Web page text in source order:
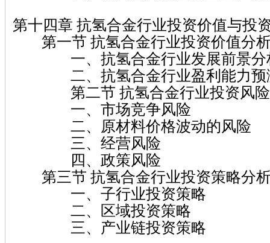
第十四章 抗氢合金行业投资价值与投
第一节 抗氢合金行业投资价值分
一、抗氢合金行业发展前景分
二、抗氢合金行业盈利能力预
第二节 抗氢合金行业投资风险
一、市场竞争风险
二、原材料价格波动的风险
三、经营风险
四、政策风险
第三节 抗氢合金行业投资策略分
一、子行业投资策略
二、区域投资策略
三、产业链投资策略